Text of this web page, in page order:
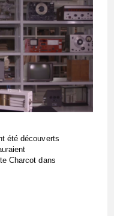
été découverts
Charcot dans